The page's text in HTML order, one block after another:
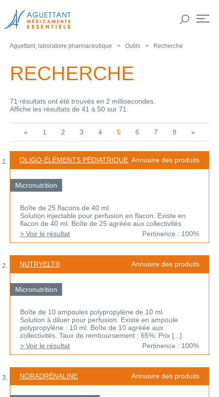
Aguettant, laboratoire pharmaceutique Outils Recherche
RECHERCHE
71 résultats ont été trouvés en 2 millisecondes.
Affiche les résultats de 41 à 50 sur 71.
« 1 2 3 4 5 6 7 8 »
OLIGO-ÉLÉMENTS PÉDIATRIQUE Annuaire des produits
Micronutrition
Boîte de 25 flacons de 40 ml.
Solution injectable pour perfusion en flacon. Existe en
flacon de 40 ml. Boîte de 25 agréée aux collectivités
> Voir le résultat
Pertinence : 100%
NUTRYELT® Annuaire des produits
Micronutrition
Boîte de 10 ampoules polypropylène de 10 ml.
Solution à diluer pour perfusion. Existe en ampoule
polypropylène : 10 ml. Boîte de 10 agréée aux
collectivités. Taux de remboursement : 65%. Prix [...]
> Voir le résultat
Pertinence : 100%
NORADRÉNALINE Annuaire des produits